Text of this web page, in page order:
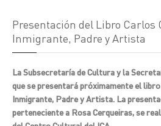
Presentación del Libro Carlos
Inmigrante, Padre y Artista
La Subsecretaría de Cultura y la
que se presentará próximamente el
Inmigrante, Padre y Artista. La
perteneciente a Rosa Cerqueiras, se